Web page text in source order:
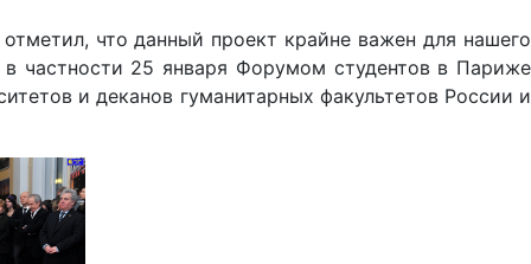
что данный проект крайне важен для нашего
частности 25 января Форумом студентов в Париже
и деканов гуманитарных факультетов России и